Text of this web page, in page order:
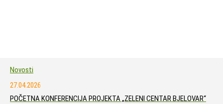
Novosti
27.04.2026
POČETNA KONFERENCIJA PROJEKTA „ZELENI CENTAR BJELOVAR“